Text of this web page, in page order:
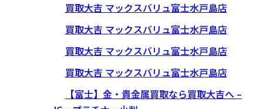
買取大吉 マックスバリュ富士水戸島店
買取大吉 マックスバリュ富士水戸島店
買取大吉 マックスバリュ富士水戸島店
買取大吉 マックスバリュ富士水戸島店
【富士】金・貴金属買取なら買取大吉へ –